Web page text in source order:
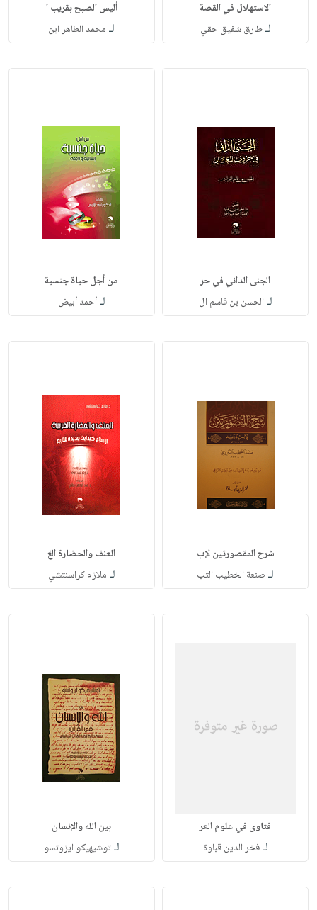
الاستهلال في القصة
لـطارق شفيق حقي
أليس الصبح بقريب ا
لـ محمد الطاهر ابن
الجنى الداني في حر
لـ الحسن بن قاسم ال
من أجل حياة جنسية
لـأحمد أبيض
شرح المقصورتين لإب
لـ صنعة الخطيب التب
العنف والحضارة الغ
لـ ملازم كراسنتشي
فتاوى في علوم العر
لـفخر الدين قباوة
بين الله والإنسان
لـتوشيهيكو ايزوتسو